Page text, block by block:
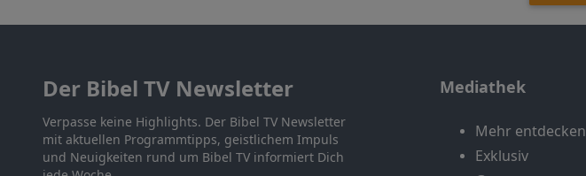
Der Bibel TV Newsletter
Verpasse keine Highlights. Der Bibel TV Newsletter
mit aktuellen Programmtipps, geistlichem Impuls
und Neuigkeiten rund um Bibel TV informiert Dich
Mediathek
Mehr entdecken
Exklusiv